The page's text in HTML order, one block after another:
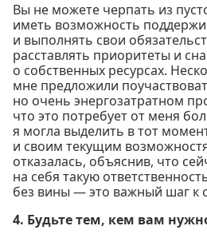
Вы не можете черпать из
иметь возможность
и выполнять свои
расставлять приоритеты и
о собственных ресурсах.
мне предложили
но очень энергозатратном
что это потребует от меня
я могла выделить в тот
и своим текущим
отказалась, объяснив, что
на себя такую
без вины — это важный шаг к
4. Будьте тем, кем вам